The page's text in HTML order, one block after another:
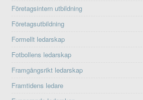
Företagsintern utbildning
Företagsutbildning
Formellt ledarskap
Fotbollens ledarskap
Framgångsrikt ledarskap
Framtidens ledare